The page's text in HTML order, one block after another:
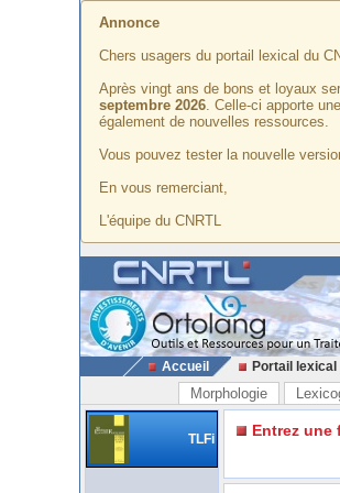
Annonce
Chers usagers du portail lexical du
Après vingt ans de bons et loyaux
septembre 2026. Celle-ci apporte
également de nouvelles ressources.
Vous pouvez tester la nouvelle
En vous remerciant,
L'équipe du CNRTL
Accueil Portail lexical
Morphologie
TLFi Entrez une